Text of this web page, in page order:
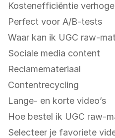
Kostenefficiëntie
Perfect voor A/B-tests
Waar kan ik UGC raw-
Sociale media content
Reclamemateriaal
Contentrecycling
Lange- en korte video’s
Hoe bestel ik UGC raw-
Selecteer je favoriete